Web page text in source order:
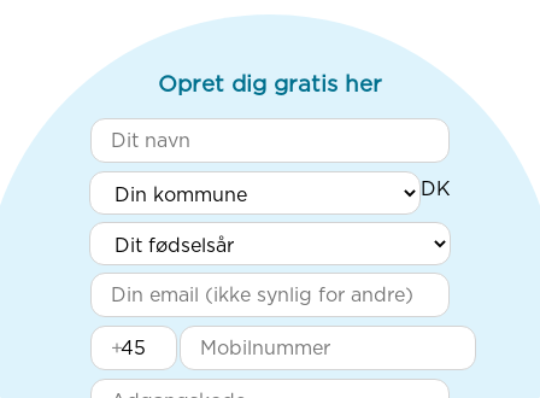
Opret dig gratis her
+